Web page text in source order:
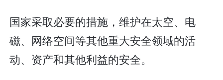
国家采取必要的措施，维护在太空、电
磁、网络空间等其他重大安全领域的活
动、资产和其他利益的安全。